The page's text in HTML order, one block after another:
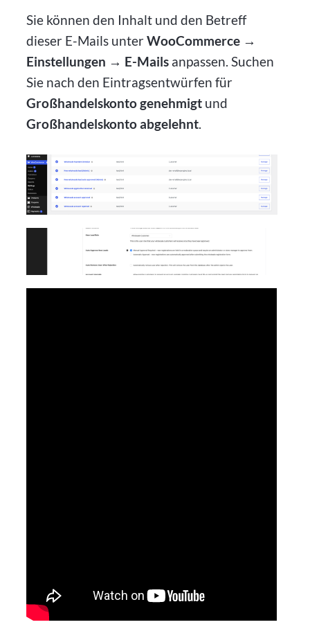
Sie können den Inhalt und den Betreff
dieser E-Mails unterWooCommerce →
Einstellungen → E-Mails anpassen. Suchen
Sie nach den Eintragsentwürfen für
Großhandelskonto genehmigt und
Großhandelskonto abgelehnt.